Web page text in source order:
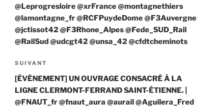
@Leprogresloire @xrFrance @montagnethiers
@lamontagne_fr @RCFPuydeDome @F3Auvergne
@jctissot42 @F3Rhone_Alpes @Fede_SUD_Rail
@RailSud @udcgt42 @unsa_42 @cfdtcheminots
Article
suivant
SUIVANT
[ÉVÈNEMENT] UN OUVRAGE CONSACRÉ À LA
LIGNE CLERMONT-FERRAND SAINT-ÉTIENNE. |
@FNAUT_fr @fnaut_aura @aurail @Aguilera_Fred